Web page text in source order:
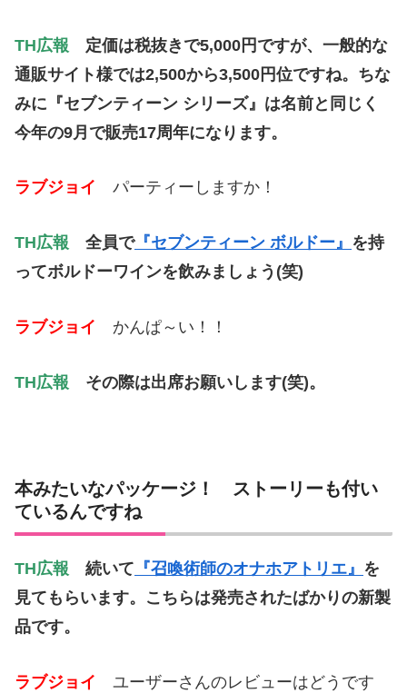
TH広報 定価は税抜きで5,000円ですが、 一般的な
通販サイト様では2,500から3,500円位ですね。ちな
みに 『セブンティーン シリーズ』は名前と同じく
今年の9月で販売17周年になります。
ラブジョイ パーティーしますか！
TH広報 全員で『セブンティーン ボルドー』 を持
ってボルドーワインを飲みましょう(笑)
ラブジョイ かんぱ～い！！
TH広報 その際は出席お願いします(笑)。
本みたいなパッケージ！ ストーリーも付い
ているんですね
TH広報 続いて 『召喚術師のオナホアトリエ』 を
見てもらいます。こちらは発売されたばかりの新製
品です。
ラブジョイ ユーザーさんのレビューはどうです